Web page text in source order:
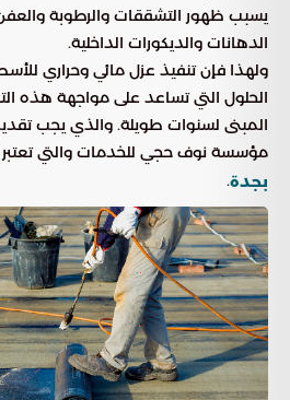
يسبب ظهور التشققات والرطوبة
الدهانات والديكورات الداخلية.
ولهذا فإن تنفيذ عزل مائي وحراري
الحلول التي تساعد على مواجهة هذه
المبنى لسنوات طويلة. والذي يجب
مؤسسة نوف حجي للخدمات والتي تعتبر
بجدة.